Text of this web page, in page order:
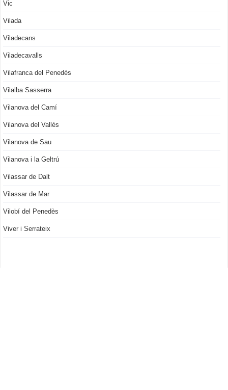
Vic
Vilada
Viladecans
Viladecavalls
Vilafranca del Penedès
Vilalba Sasserra
Vilanova del Camí
Vilanova del Vallès
Vilanova de Sau
Vilanova i la Geltrú
Vilassar de Dalt
Vilassar de Mar
Vilobí del Penedès
Viver i Serrateix